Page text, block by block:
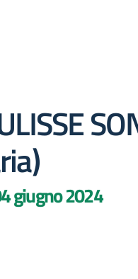
giugno 2024